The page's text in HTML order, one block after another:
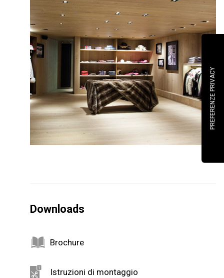
Downloads
Brochure
Istruzioni di montaggio